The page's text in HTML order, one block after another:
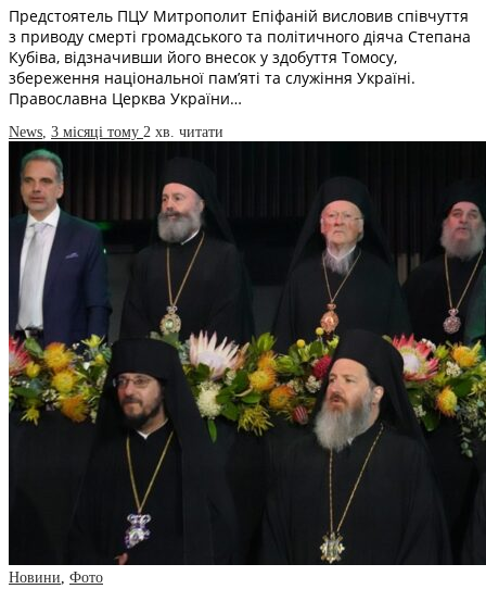
Предстоятель ПЦУ Митрополит Епіфаній висловив співчуття
з приводу смерті громадського та політичного діяча Степана
Кубіва, відзначивши його внесок у здобуття Томосу,
збереження національної пам’яті та служіння Україні.
Православна Церква України…
News 3 місяці тому 2 хв. читати
Новини Фото